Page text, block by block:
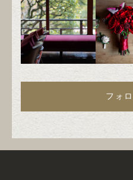
フォ